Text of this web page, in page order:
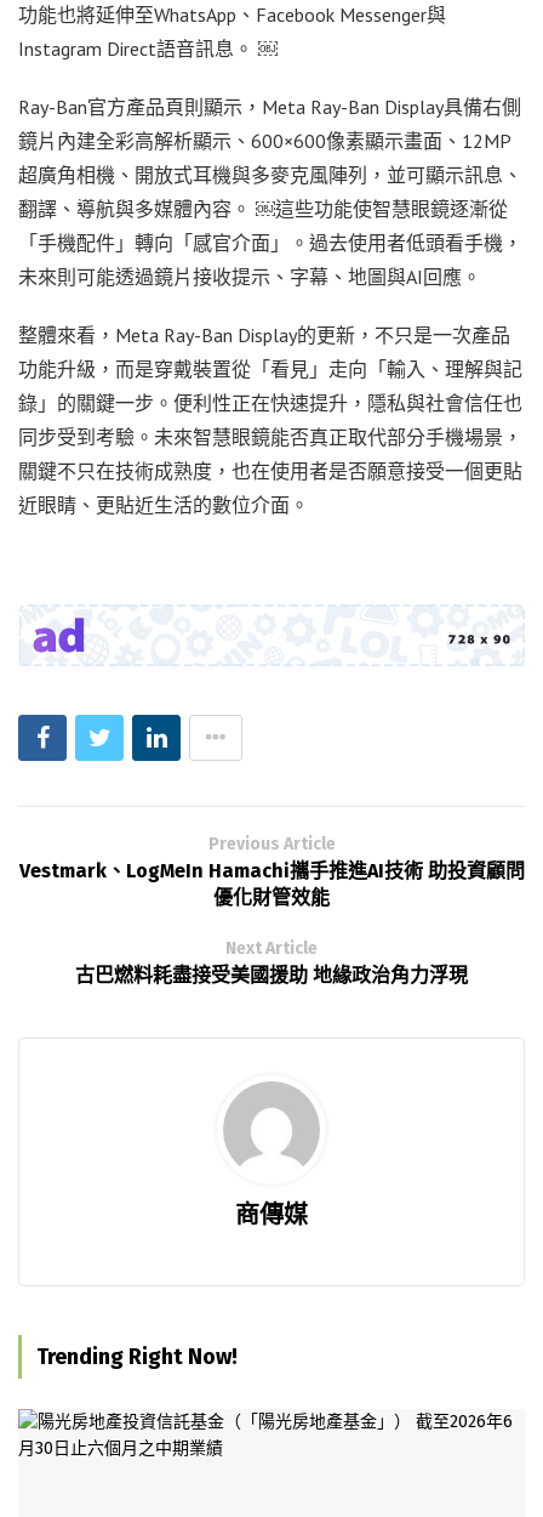
功能也將延伸至WhatsApp、Facebook Messenger與
Instagram Direct語音訊息。 ￼
Ray-Ban官方產品頁則顯示，Meta Ray-Ban Display具備右側
鏡片內建全彩高解析顯示、600×600像素顯示畫面、12MP
超廣角相機、開放式耳機與多麥克風陣列，並可顯示訊息、
翻譯、導航與多媒體內容。 ￼這些功能使智慧眼鏡逐漸從
「手機配件」轉向「感官介面」。過去使用者低頭看手機，
未來則可能透過鏡片接收提示、字幕、地圖與AI回應。
整體來看，Meta Ray-Ban Display的更新，不只是一次產品
功能升級，而是穿戴裝置從「看見」走向「輸入、理解與記
錄」的關鍵一步。便利性正在快速提升，隱私與社會信任也
同步受到考驗。未來智慧眼鏡能否真正取代部分手機場景，
關鍵不只在技術成熟度，也在使用者是否願意接受一個更貼
近眼睛、更貼近生活的數位介面。
Previous Article
Vestmark、LogMeIn Hamachi攜手推進AI技術 助投資顧問
優化財管效能
Next Article
古巴燃料耗盡接受美國援助 地緣政治角力浮現
商傳媒
Trending Right Now!